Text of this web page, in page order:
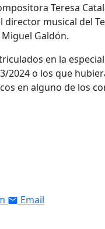
Teresa
director musical del
Miguel Galdón.
en la
2024 o los que
en alguno de los
Email